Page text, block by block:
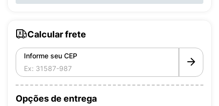
Calcular frete
Informe seu CEP
Opções de entrega